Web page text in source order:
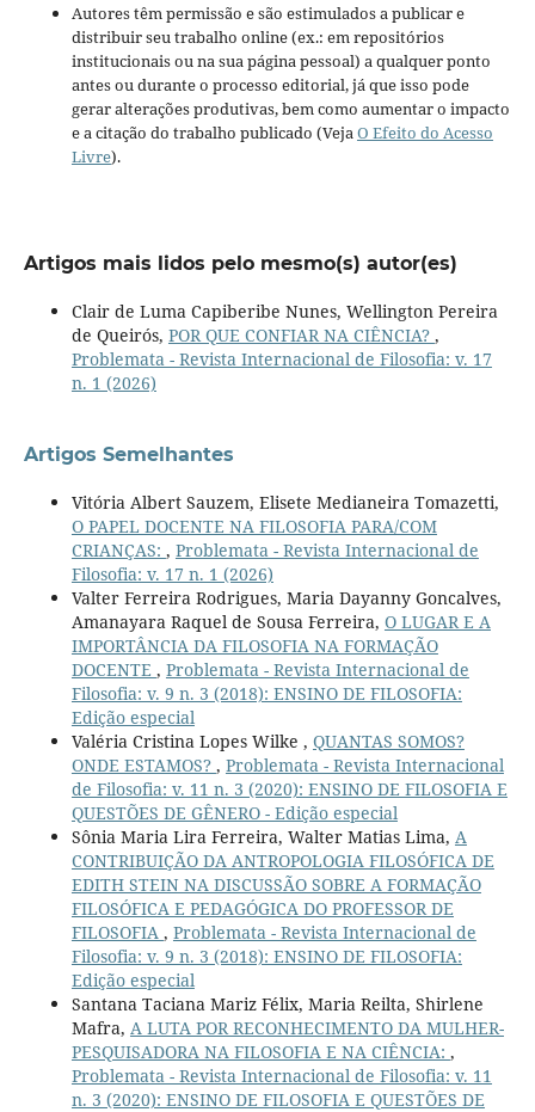
Autores têm permissão e são estimulados a publicar e
distribuir seu trabalho online (ex.: em repositórios
institucionais ou na sua página pessoal) a qualquer ponto
antes ou durante o processo editorial, já que isso pode
gerar alterações produtivas, bem como aumentar o impacto
e a citação do trabalho publicado (VejaO Efeito do Acesso
Livre).
Artigos mais lidos pelo mesmo(s) autor(es)
Clair de Luma Capiberibe Nunes, Wellington Pereira
de Queirós, POR QUE CONFIAR NA CIÊNCIA? ,
Problemata - Revista Internacional de Filosofia: v. 17
n. 1 (2026)
Artigos Semelhantes
Vitória Albert Sauzem, Elisete Medianeira Tomazetti,
O PAPEL DOCENTE NA FILOSOFIA PARA/COM
CRIANÇAS: , Problemata - Revista Internacional de
Filosofia: v. 17 n. 1 (2026)
Valter Ferreira Rodrigues, Maria Dayanny Goncalves,
Amanayara Raquel de Sousa Ferreira, O LUGAR E A
IMPORTÂNCIA DA FILOSOFIA NA FORMAÇÃO
DOCENTE , Problemata - Revista Internacional de
Filosofia: v. 9 n. 3 (2018): ENSINO DE FILOSOFIA:
Edição especial
Valéria Cristina Lopes Wilke , QUANTAS SOMOS?
ONDE ESTAMOS? , Problemata - Revista Internacional
de Filosofia: v. 11 n. 3 (2020): ENSINO DE FILOSOFIA E
QUESTÕES DE GÊNERO - Edição especial
Sônia Maria Lira Ferreira, Walter Matias Lima, A
CONTRIBUIÇÃO DA ANTROPOLOGIA FILOSÓFICA DE
EDITH STEIN NA DISCUSSÃO SOBRE A FORMAÇÃO
FILOSÓFICA E PEDAGÓGICA DO PROFESSOR DE
FILOSOFIA , Problemata - Revista Internacional de
Filosofia: v. 9 n. 3 (2018): ENSINO DE FILOSOFIA:
Edição especial
Santana Taciana Mariz Félix, Maria Reilta, Shirlene
Mafra, A LUTA POR RECONHECIMENTO DA MULHER-
PESQUISADORA NA FILOSOFIA E NA CIÊNCIA: ,
Problemata - Revista Internacional de Filosofia: v. 11
n. 3 (2020): ENSINO DE FILOSOFIA E QUESTÕES DE